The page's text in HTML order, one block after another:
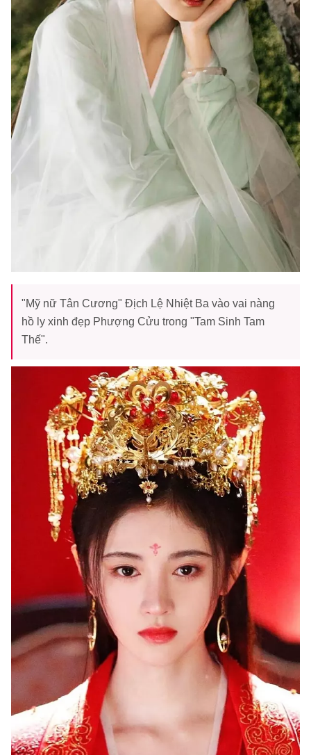
"Mỹ nữ Tân Cương" Địch Lệ Nhiệt Ba vào vai nàng
hồ ly xinh đẹp Phượng Cửu trong "Tam Sinh Tam
Thế".